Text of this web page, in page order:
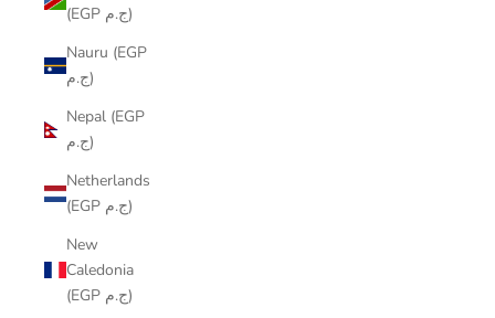
(EGP ج.م)
Nauru (EGP
ج.م)
Nepal (EGP
ج.م)
Netherlands
(EGP ج.م)
New
Caledonia
(EGP ج.م)